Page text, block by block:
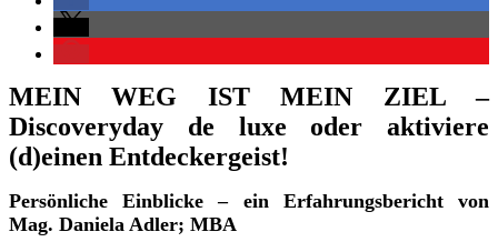
MEIN WEG IST MEIN ZIEL –
Discoveryday de luxe oder aktiviere
(d)einen Entdeckergeist!
Persönliche Einblicke – ein Erfahrungsbericht von
Mag. Daniela Adler; MBA